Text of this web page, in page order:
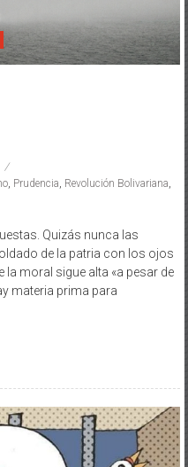
, Prudencia, Revolución Bolivariana,
Quizás nunca las
de la patria con los ojos
moral sigue alta «a pesar de
materia prima para